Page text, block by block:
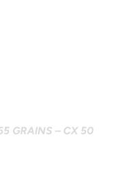
GRAINS – CX 50